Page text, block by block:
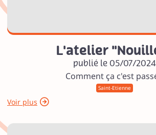
L'atelier
publié le 05/07/2024
Comment ça c'est
Saint-Etienne
Voir plus